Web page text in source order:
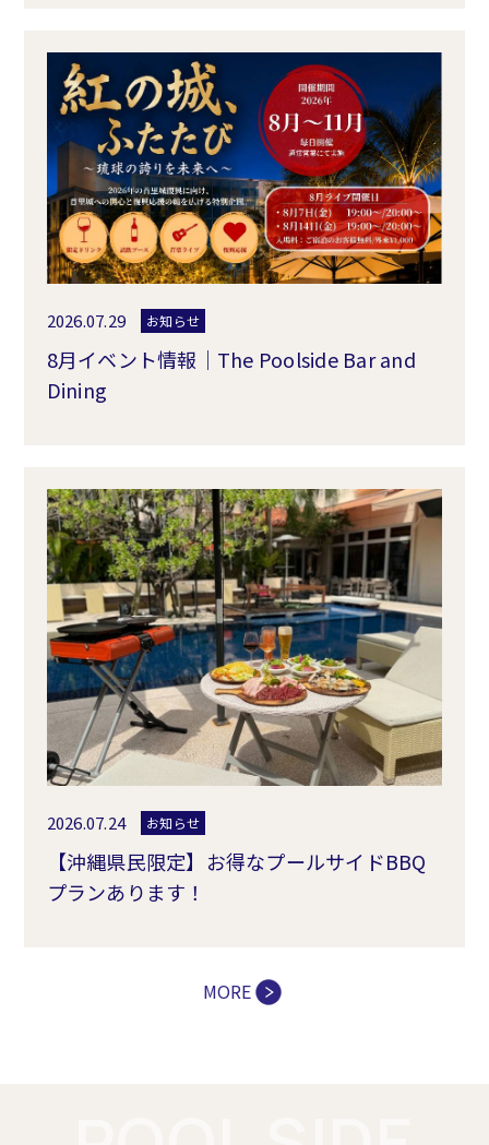
2026.07.29 お知らせ
8月イベント情報｜The Poolside Bar and
Dining
2026.07.24 お知らせ
【沖縄県民限定】お得なプールサイドBBQ
プランあります！
MORE